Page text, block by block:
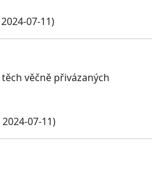
07-11)
věčně přivázaných
07-11)